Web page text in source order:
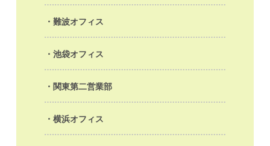
難波オフィス
池袋オフィス
関東第二営業部
横浜オフィス